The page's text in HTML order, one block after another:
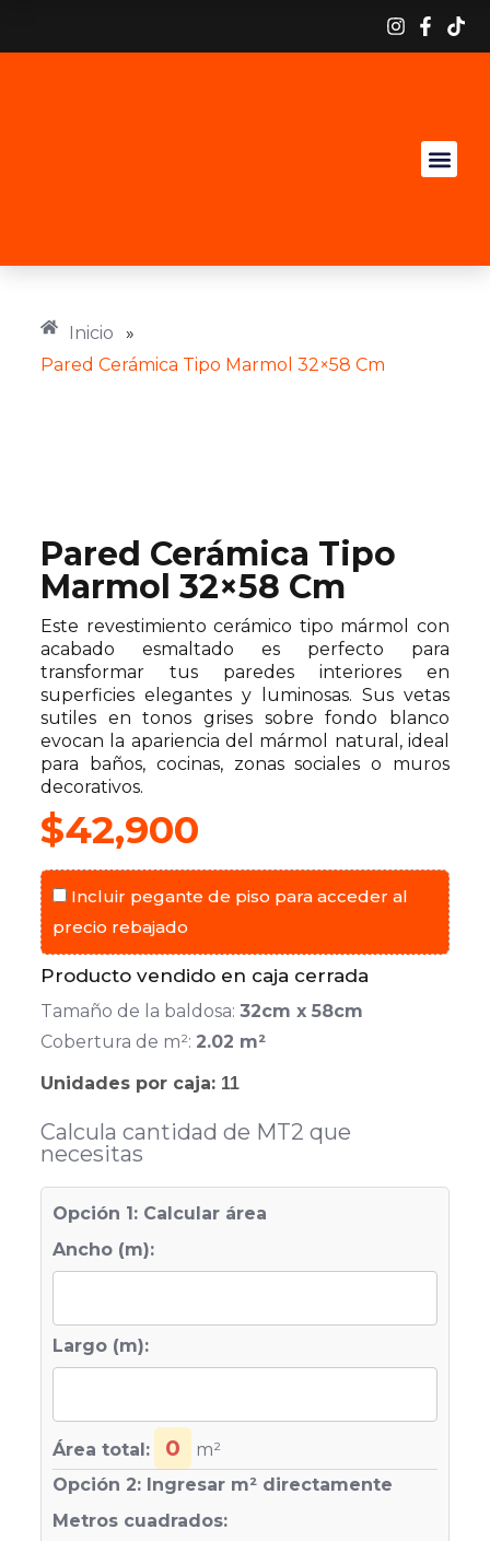
Inicio
»
Pared Cerámica Tipo Marmol 32×58 Cm
Pared Cerámica Tipo
Marmol 32×58 Cm
Este revestimiento cerámico tipo mármol con
acabado esmaltado es perfecto para
transformar tus paredes interiores en
superficies elegantes y luminosas. Sus vetas
sutiles en tonos grises sobre fondo blanco
evocan la apariencia del mármol natural, ideal
para baños, cocinas, zonas sociales o muros
decorativos.
$42,900
Incluir pegante de piso para acceder al
precio rebajado
Producto vendido en caja cerrada
Tamaño de la baldosa: 32cm x 58cm
Cobertura de m²: 2.02 m²
Unidades por caja: 11
Calcula cantidad de MT2 que
necesitas
Opción 1: Calcular área
Ancho (m):
Largo (m):
Área total: 0
m²
Opción 2: Ingresar m² directamente
Metros cuadrados: